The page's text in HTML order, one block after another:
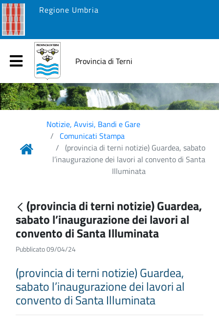
Regione Umbria
Provincia di Terni
Notizie, Avvisi, Bandi e Gare
Comunicati Stampa
(provincia di terni notizie) Guardea, sabato
l’inaugurazione dei lavori al convento di Santa
Illuminata
(provincia di terni notizie) Guardea,
sabato l’inaugurazione dei lavori al
convento di Santa Illuminata
Pubblicato 09/04/24
(provincia di terni notizie) Guardea,
sabato l’inaugurazione dei lavori al
convento di Santa Illuminata